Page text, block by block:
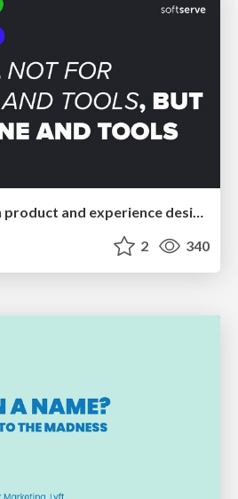
Ethics towards AI in product and experience design
2 340